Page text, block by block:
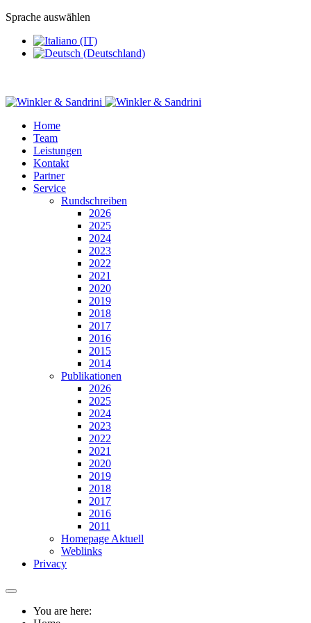
Sprache auswählen
Home
Team
Leistungen
Kontakt
Partner
Service
Rundschreiben
2026
2025
2024
2023
2022
2021
2020
2019
2018
2017
2016
2015
2014
Publikationen
2026
2025
2024
2023
2022
2021
2020
2019
2018
2017
2016
2011
Homepage Aktuell
Weblinks
Privacy
You are here: